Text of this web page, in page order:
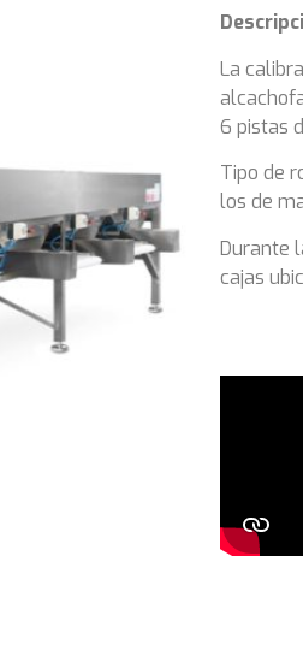
La
6 pistas
Tipo de
los de
Durante
cajas